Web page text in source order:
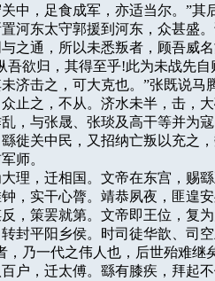
中，足食成军，亦适当尔。”其
河东太守郭援到河东，众甚盛
之通，所以未悉叛者，顾吾威
吾欲归，其得至乎!此为未战先
济击之，可大克也。”张既说马
止之，不从。济水未半，击，
，与张晟、张琰及高干等并为
徙关中民，又招纳亡叛以充之
师。
大理，迁相国。文帝在东宫，赐
，实干心膂。靖恭夙夜，匪遑
，策罢就第。文帝即王位，复
封平阳乡侯。时司徒华歆、司
，乃一代之伟人也，后世殆难继
户，迁太傅。繇有膝疾，拜起